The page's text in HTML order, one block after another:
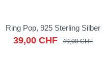
Ring Pop, 925 Sterling Silber
39,00 CHF 49,00 CHF